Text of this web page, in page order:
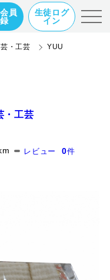
員
生徒ログ
イン
・工芸 YUU
・工芸
レビュー 0件